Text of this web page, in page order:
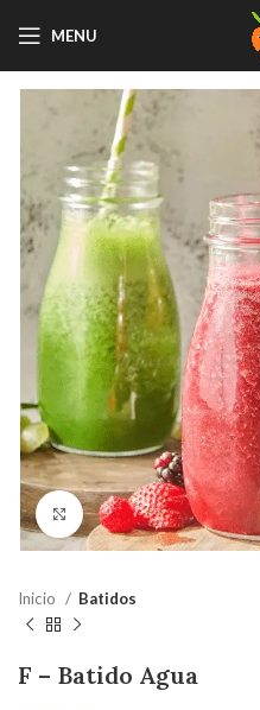
MENU
Click to enlarge
Inicio Batidos
F – Batido Agua